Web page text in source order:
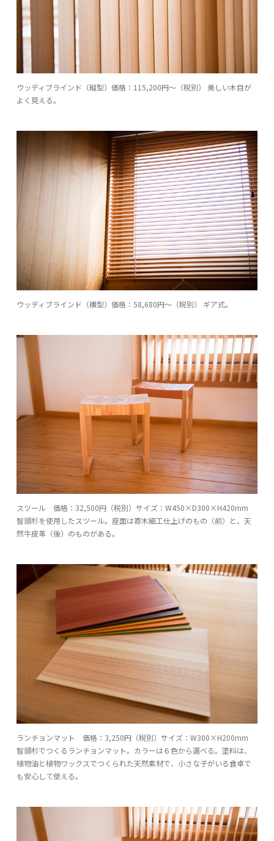
ウッディブラインド（縦型）価格：115,200円〜（税別） 美しい木目が
よく見える。
ウッディブラインド（横型）価格：58,680円〜（税別） ギア式。
スツール 価格：32,500円（税別）サイズ：W450×D300×H420mm
智頭杉を使用したスツール。座面は寄木細工仕上げのもの（前）と、天
然牛皮革（後）のものがある。
ランチョンマット 価格：3,250円（税別）サイズ：W300×H200mm
智頭杉でつくるランチョンマット。カラーは６色から選べる。塗料は、
植物油と植物ワックスでつくられた天然素材で、小さな子がいる食卓で
も安心して使える。